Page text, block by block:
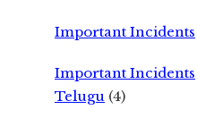
Important Incidents
Important Incidents
Telugu (4)